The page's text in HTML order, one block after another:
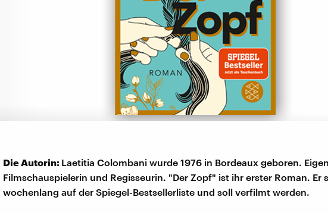
Die Autorin: Laetitia Colombani wurde 1976 in Bordeaux geboren.
Filmschauspielerin und Regisseurin. "Der Zopf" ist ihr erster Roman. Er
wochenlang auf der Spiegel-Bestsellerliste und soll verfilmt werden.